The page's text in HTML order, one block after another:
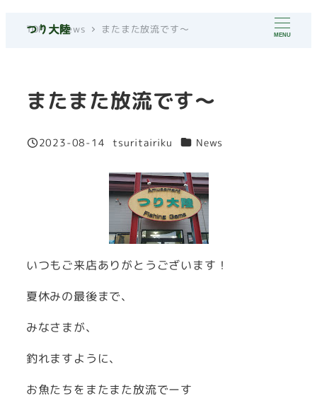
MENU
TOP News またまた放流です～
またまた放流です～
投稿日
2023-08-14
著
tsuritairiku カテゴリー
News
いつもご来店ありがとうございます！
夏休みの最後まで、
みなさまが、
釣れますように、
お魚たちをまたまた放流でーす